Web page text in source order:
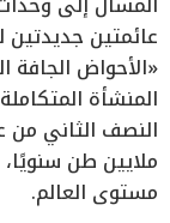
عائمتين
«الأحواض الجافة
المنشأة
ملايين طن
مستوى العالم.